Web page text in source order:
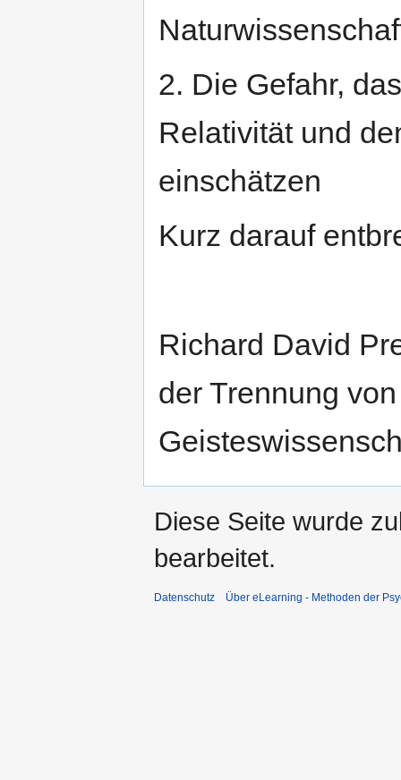
2. Die Gefahr,
Relativität und
einschätzen
Kurz darauf
Richard David
der Trennung
Diese Seite wurde
bearbeitet.
Datenschutz Über eLearning - Methoden der